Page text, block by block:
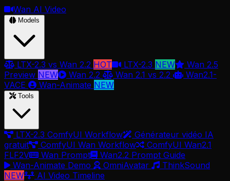
Wan AI Video
Models
LTX-2.3 vs Wan 2.2 HOT LTX-2.3 NEW
Wan 2.5
Preview NEW Wan 2.2 Wan 2.1 vs 2.2
Wan2.1-
VACE
Wan-Animate NEW
Tools
LTX-2.3 ComfyUI Workflow
Générateur vidéo IA
gratuit
ComfyUI Wan Workflow
ComfyUI Wan2.1
FLF2V
Wan Prompt
Wan2.2 Prompt Guide
Wan-Animate Demo
OmniAvatar
ThinkSound
NEW
AI Video Timeline